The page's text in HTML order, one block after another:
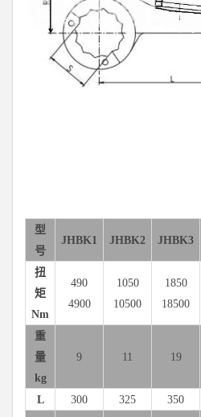
型
号
JHBK1 JHBK2 JHBK3
扭
矩
Nm
490
4900
1050
10500
1850
18500
重
量
kg
9 11 19
L 300 325 350